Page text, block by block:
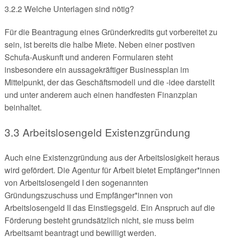
3.2.2 Welche Unterlagen sind nötig?
Für die Beantragung eines Gründerkredits gut vorbereitet zu
sein, ist bereits die halbe Miete. Neben einer postiven
Schufa-Auskunft und anderen Formularen steht
insbesondere ein aussagekräftiger Businessplan im
Mittelpunkt, der das Geschäftsmodell und die -idee darstellt
und unter anderem auch einen handfesten Finanzplan
beinhaltet.
3.3 Arbeitslosengeld Existenzgründung
Auch eine Existenzgründung aus der Arbeitslosigkeit heraus
wird gefördert. Die Agentur für Arbeit bietet Empfänger*innen
von Arbeitslosengeld I den sogenannten
Gründungszuschuss und Empfänger*innen von
Arbeitslosengeld II das Einstiegsgeld. Ein Anspruch auf die
Förderung besteht grundsätzlich nicht, sie muss beim
Arbeitsamt beantragt und bewilligt werden.